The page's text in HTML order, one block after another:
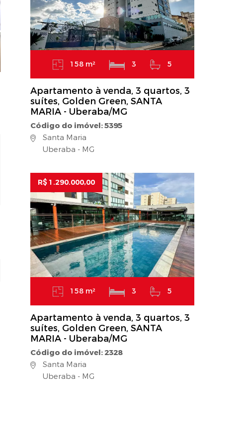
158 m² 3 5
Apartamento à venda, 3 quartos, 3
suítes, Golden Green, SANTA
MARIA - Uberaba/MG
Código do imóvel: 5395
Santa Maria
Uberaba - MG
R$ 1.290.000,00
158 m² 3 5
Apartamento à venda, 3 quartos, 3
suítes, Golden Green, SANTA
MARIA - Uberaba/MG
Código do imóvel: 2328
Santa Maria
Uberaba - MG